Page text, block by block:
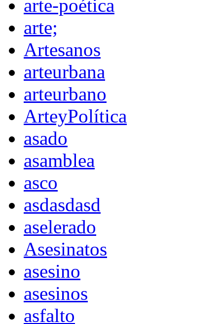
arte-poética
arte;
Artesanos
arteurbana
arteurbano
ArteyPolítica
asado
asamblea
asco
asdasdasd
aselerado
Asesinatos
asesino
asesinos
asfalto